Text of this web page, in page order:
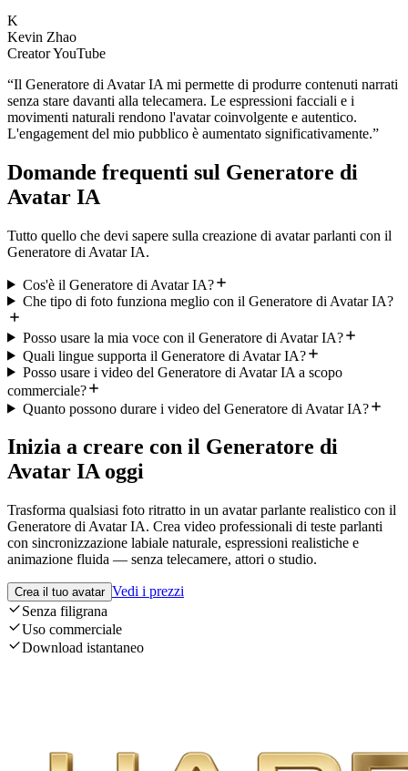
K
Kevin Zhao
Creator YouTube
“Il Generatore di Avatar IA mi permette di produrre contenuti narrati
senza stare davanti alla telecamera. Le espressioni facciali e i
movimenti naturali rendono l'avatar coinvolgente e autentico.
L'engagement del mio pubblico è aumentato significativamente.”
Domande frequenti sul Generatore di
Avatar IA
Tutto quello che devi sapere sulla creazione di avatar parlanti con il
Generatore di Avatar IA.
Cos'è il Generatore di Avatar IA?
Che tipo di foto funziona meglio con il Generatore di Avatar IA?
Posso usare la mia voce con il Generatore di Avatar IA?
Quali lingue supporta il Generatore di Avatar IA?
Posso usare i video del Generatore di Avatar IA a scopo
commerciale?
Quanto possono durare i video del Generatore di Avatar IA?
Inizia a creare con il Generatore di
Avatar IA oggi
Trasforma qualsiasi foto ritratto in un avatar parlante realistico con il
Generatore di Avatar IA. Crea video professionali di teste parlanti
con sincronizzazione labiale naturale, espressioni realistiche e
animazione fluida — senza telecamere, attori o studio.
Crea il tuo avatar Vedi i prezzi
Senza filigrana
Uso commerciale
Download istantaneo